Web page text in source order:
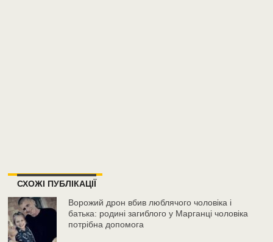
СХОЖІ ПУБЛІКАЦІЇ
Ворожий дрон вбив люблячого чоловіка і
батька: родині загиблого у Марганці чоловіка
потрібна допомога